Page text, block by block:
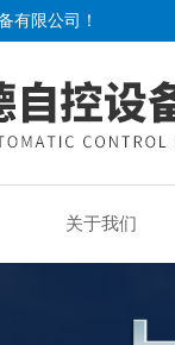
有限公司！
关于我们